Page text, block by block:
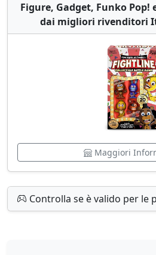
Figure, Gadget, Funko Pop!
dai migliori rivenditori
Maggiori
Controlla se è valido per le